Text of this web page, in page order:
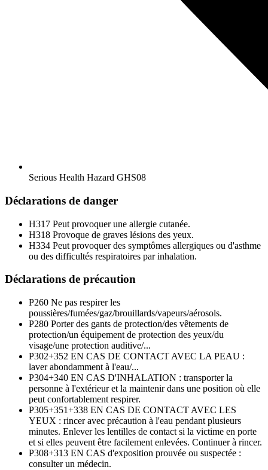
Serious Health Hazard GHS08
Déclarations de danger
H317 Peut provoquer une allergie cutanée.
H318 Provoque de graves lésions des yeux.
H334 Peut provoquer des symptômes allergiques ou d'asthme
ou des difficultés respiratoires par inhalation.
Déclarations de précaution
P260 Ne pas respirer les
poussières/fumées/gaz/brouillards/vapeurs/aérosols.
P280 Porter des gants de protection/des vêtements de
protection/un équipement de protection des yeux/du
visage/une protection auditive/...
P302+352 EN CAS DE CONTACT AVEC LA PEAU :
laver abondamment à l'eau/...
P304+340 EN CAS D'INHALATION : transporter la
personne à l'extérieur et la maintenir dans une position où elle
peut confortablement respirer.
P305+351+338 EN CAS DE CONTACT AVEC LES
YEUX : rincer avec précaution à l'eau pendant plusieurs
minutes. Enlever les lentilles de contact si la victime en porte
et si elles peuvent être facilement enlevées. Continuer à rincer.
P308+313 EN CAS d'exposition prouvée ou suspectée :
consulter un médecin.